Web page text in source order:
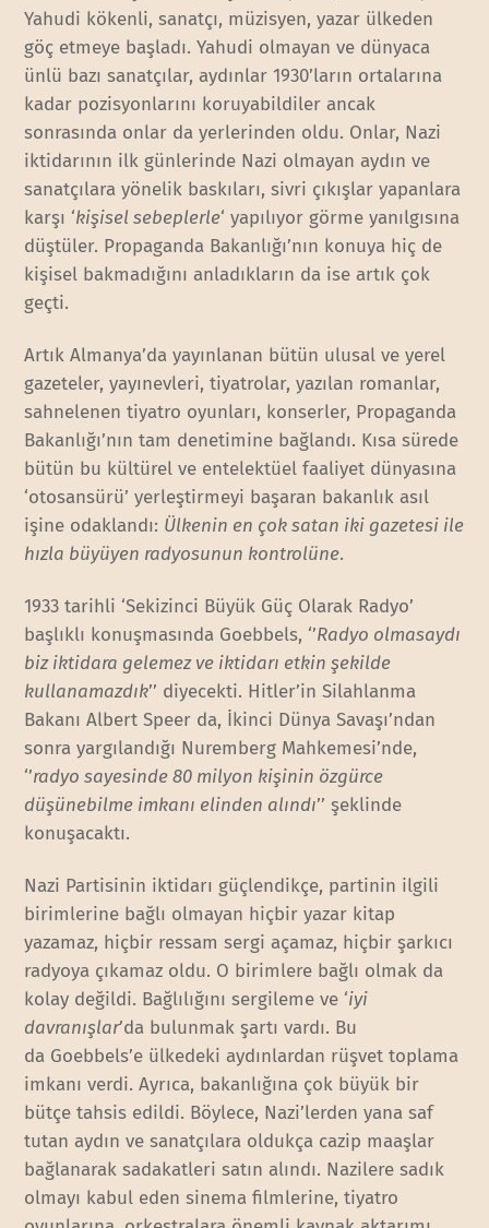
Yahudi kökenli, sanatçı, müzisyen, yazar ülkeden
göç etmeye başladı. Yahudi olmayan ve dünyaca
ünlü bazı sanatçılar, aydınlar 1930’ların ortalarına
kadar pozisyonlarını koruyabildiler ancak
sonrasında onlar da yerlerinden oldu. Onlar, Nazi
iktidarının ilk günlerinde Nazi olmayan aydın ve
sanatçılara yönelik baskıları, sivri çıkışlar yapanlara
karşı ‘kişisel sebeplerle‘ yapılıyor görme yanılgısına
düştüler. Propaganda Bakanlığı’nın konuya hiç de
kişisel bakmadığını anladıkların da ise artık çok
geçti.
Artık Almanya’da yayınlanan bütün ulusal ve yerel
gazeteler, yayınevleri, tiyatrolar, yazılan romanlar,
sahnelenen tiyatro oyunları, konserler, Propaganda
Bakanlığı’nın tam denetimine bağlandı. Kısa sürede
bütün bu kültürel ve entelektüel faaliyet dünyasına
‘otosansürü’ yerleştirmeyi başaran bakanlık asıl
işine odaklandı: Ülkenin en çok satan iki gazetesi ile
hızla büyüyen radyosunun kontrolüne.
1933 tarihli ‘Sekizinci Büyük Güç Olarak Radyo’
başlıklı konuşmasında Goebbels, ‘’Radyo olmasaydı
biz iktidara gelemez ve iktidarı etkin şekilde
kullanamazdık’’ diyecekti. Hitler’in Silahlanma
Bakanı Albert Speer da, İkinci Dünya Savaşı’ndan
sonra yargılandığı Nuremberg Mahkemesi’nde,
‘’radyo sayesinde 80 milyon kişinin özgürce
düşünebilme imkanı elinden alındı’’ şeklinde
konuşacaktı.
Nazi Partisinin iktidarı güçlendikçe, partinin ilgili
birimlerine bağlı olmayan hiçbir yazar kitap
yazamaz, hiçbir ressam sergi açamaz, hiçbir şarkıcı
radyoya çıkamaz oldu. O birimlere bağlı olmak da
kolay değildi. Bağlılığını sergileme ve ‘iyi
davranışlar’da bulunmak şartı vardı. Bu
da Goebbels’e ülkedeki aydınlardan rüşvet toplama
imkanı verdi. Ayrıca, bakanlığına çok büyük bir
bütçe tahsis edildi. Böylece, Nazi’lerden yana saf
tutan aydın ve sanatçılara oldukça cazip maaşlar
bağlanarak sadakatleri satın alındı. Nazilere sadık
olmayı kabul eden sinema filmlerine, tiyatro